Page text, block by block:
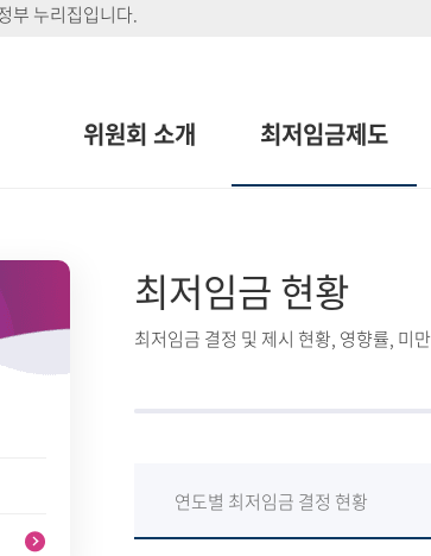
부 누리집입니다.
위원회 소개 최저임금제도
최저임금 현황
최저임금 결정 및 제시 현황, 영향률, 미
연도별 최저임금 결정 현황